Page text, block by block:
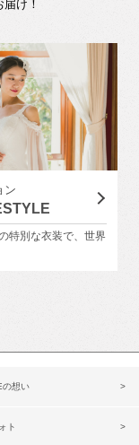
け！
ン
特別な衣装で、世界
の想い
ト